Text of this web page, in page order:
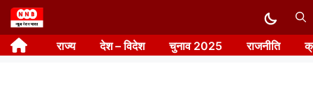
Skip
to
content राज्य देश – विदेश चुनाव 2025 राजनीति